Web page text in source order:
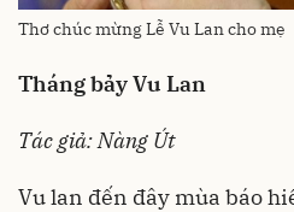
Thơ chúc mừng Lễ Vu Lan cho mẹ
Tháng bảy Vu Lan
Tác giả: Nàng Út
Vu lan đến đây mùa báo